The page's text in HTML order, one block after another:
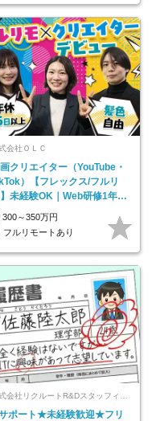
会社ＯＬＣ
クリエイター（YouTube・
）【フレックス/フルリ
未経験OK｜Web研修1年間
業OK
300～350万円
フルリモートあり
ポート★未経験歓迎★フリ